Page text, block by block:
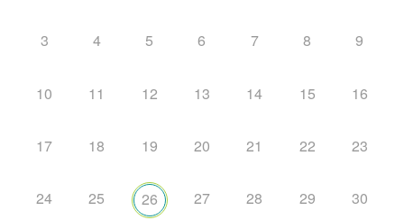
3 4 5 6 7 8 9
10 11 12 13 14 15 16
17 18 19 20 21 22 23
24 25 26 27 28 29 30